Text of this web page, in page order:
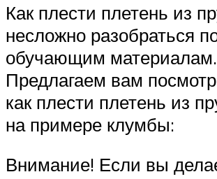
Как плести плетень из
несложно разобраться
обучающим материалам.
Предлагаем вам
как плести плетень из
на примере клумбы:
Внимание! Если вы